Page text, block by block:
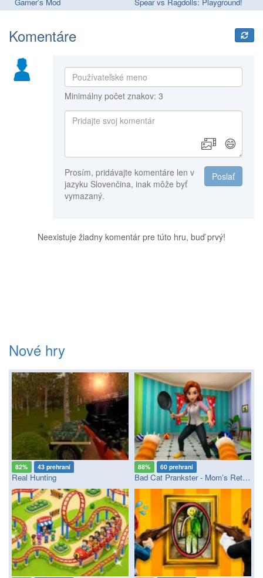
Komentáre
Minimálny počet znakov: 3
😄
Poslať
Prosím, pridávajte komentáre len v
jazyku Slovenčina, inak môže byť
vymazaný.
Neexistuje žiadny komentár pre túto hru, buď prvý!
Nové hry
82% 43 prehraní
Real Hunting
88% 60 prehraní
Bad Cat Prankster - Mom’s Return